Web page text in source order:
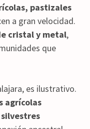
pastizales
a gran velocidad.
cristal y metal,
que
es ilustrativo.
agrícolas